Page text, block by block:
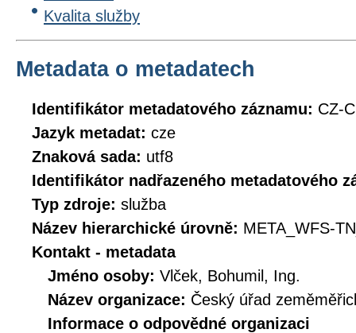
Kvalita služby
Metadata o metadatech
Identifikátor metadatového záznamu: CZ-
Jazyk metadat: cze
Znaková sada: utf8
Identifikátor nadřazeného metadatového
Typ zdroje: služba
Název hierarchické úrovně: META_WFS-
Kontakt - metadata
Jméno osoby: Vlček, Bohumil, Ing.
Název organizace: Český úřad
Informace o odpovědné organizaci